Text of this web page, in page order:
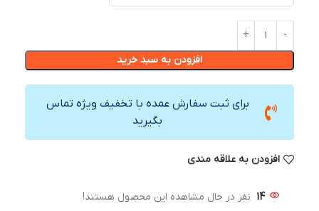
افزودن به سبد خرید
برای ثبت سفارش عمده با تخفیف ویژه تماس
بگیرید
افزودن به علاقه مندی
14 نفر در حال مشاهده این محصول هستند!